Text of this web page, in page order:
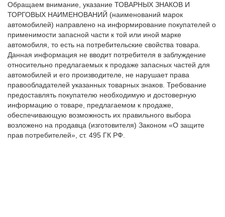
Обращаем внимание, указание ТОВАРНЫХ ЗНАКОВ И
ТОРГОВЫХ НАИМЕНОВАНИЙ (наименований марок
автомобилей) направлено на информирование покупателей о
применимости запасной части к той или иной марке
автомобиля, то есть на потребительские свойства товара.
Данная информация не вводит потребителя в заблуждение
относительно предлагаемых к продаже запасных частей для
автомобилей и его производителе, не нарушает права
правообладателей указанных товарных знаков. Требование
предоставлять покупателю необходимую и достоверную
информацию о товаре, предлагаемом к продаже,
обеспечивающую возможность их правильного выбора
возложено на продавца (изготовителя) Законом «О защите
прав потребителей», ст. 495 ГК РФ.